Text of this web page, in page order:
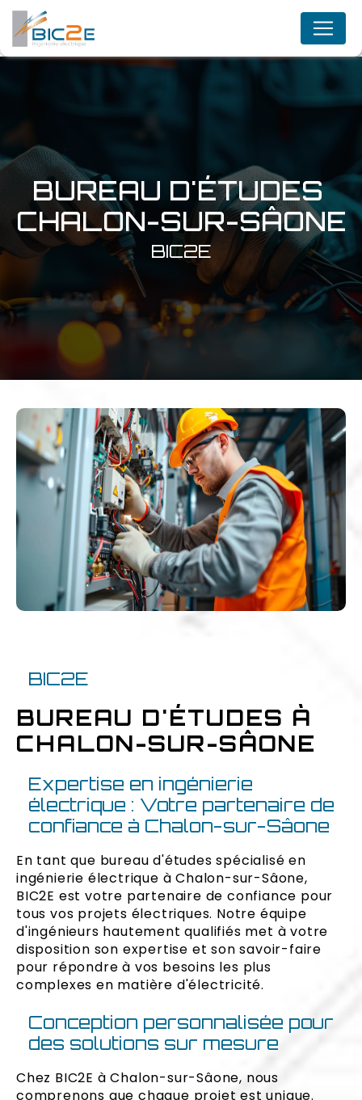
BUREAU D'ÉTUDES
CHALON-SUR-SÂONE
BIC2E
BIC2E
BUREAU D'ÉTUDES À
CHALON-SUR-SÂONE
Expertise en ingénierie
électrique : Votre partenaire de
confiance à Chalon-sur-Sâone
En tant que bureau d'études spécialisé en
ingénierie électrique à Chalon-sur-Sâone,
BIC2E est votre partenaire de confiance pour
tous vos projets électriques. Notre équipe
d'ingénieurs hautement qualifiés met à votre
disposition son expertise et son savoir-faire
pour répondre à vos besoins les plus
complexes en matière d'électricité.
Conception personnalisée pour
des solutions sur mesure
Chez BIC2E à Chalon-sur-Sâone, nous
comprenons que chaque projet est unique.
Panneau de gestion des cookies